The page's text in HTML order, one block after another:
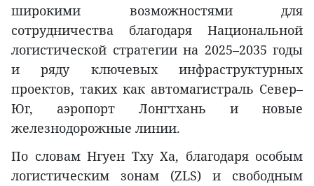
широкими возможностями для
сотрудничества благодаря Национальной
логистической стратегии на 2025–2035 годы
и ряду ключевых инфраструктурных
проектов, таких как автомагистраль Север–
Юг, аэропорт Лонгтхань и новые
железнодорожные линии.
По словам Нгуен Тху Ха, благодаря особым
логистическим зонам (ZLS) и свободным